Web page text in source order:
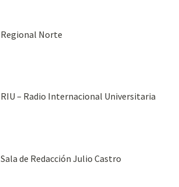
Regional Norte
RIU – Radio Internacional Universitaria
Sala de Redacción Julio Castro